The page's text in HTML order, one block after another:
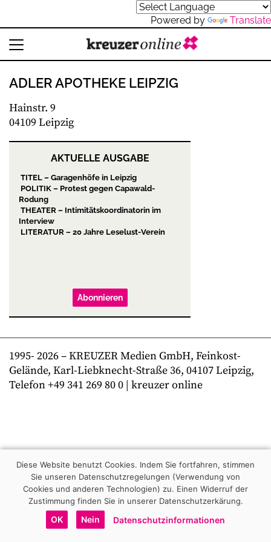
Powered by Translate
ADLER APOTHEKE LEIPZIG
Hainstr. 9
04109 Leipzig
AKTUELLE AUSGABE
TITEL – Garagenhöfe in Leipzig
POLITIK – Protest gegen Capawald-
Rodung
THEATER – Intimitätskoordinatorin im
Interview
LITERATUR – 20 Jahre Leselust-Verein
Abonnieren
1995- 2026– KREUZER Medien GmbH, Feinkost-
Gelände, Karl-Liebknecht-Straße 36, 04107 Leipzig,
Telefon +49 341 269 80 0 | kreuzer online
Diese Website benutzt Cookies. Indem Sie fortfahren, stimmen
Sie unseren Datenschutzregelungen (Verwendung von
Cookies und anderen Technologien) zu. Einen Widerruf der
Zustimmung finden Sie in unserer Datenschutzerkärung.
OK Nein Datenschutzinformationen